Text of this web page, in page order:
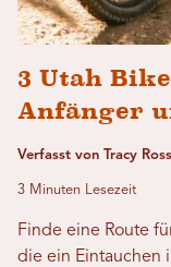
3 Utah
Anfänger
Verfasst von Tracy Ross
3 Minuten Lesezeit
Finde eine Route
die ein Eintauchen